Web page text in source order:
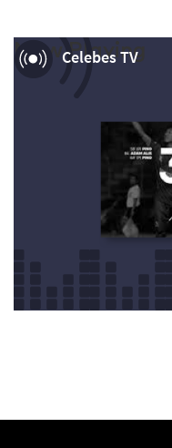
Celebes TV
Now Playing